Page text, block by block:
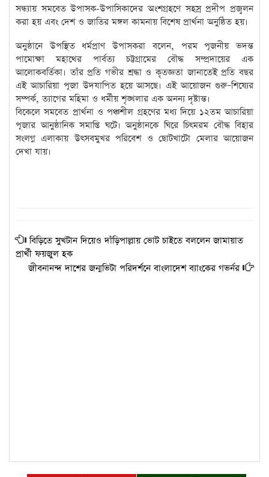
সন্ধ্যায় সমবেত উপাসক-উপাসিকাদের অংশগ্রহণে সহস্র প্রদীপ প্রজ্বলন
করা হয় এবং দেশ ও জাতির মঙ্গল কামনায় বিশেষ প্রার্থনা অনুষ্ঠিত হয়।
অনুষ্ঠানে উপস্থিত ধর্মপ্রাণ উপাসকরা বলেন, পরম পূজনীয় ভদন্ত
পামোক্ষা মহাথের পার্বত্য চট্টগ্রামের বৌদ্ধ সম্প্রদায়ের এক
আলোকবর্তিকা। তাঁর প্রতি গভীর শ্রদ্ধা ও কৃতজ্ঞতা জানাতেই প্রতি বছর
এই আচারিয়া পূজা উদযাপিত হয়ে আসছে। এই আয়োজন গুরু–শিষ্যের
সম্পর্ক, ত্যাগের মহিমা ও ধর্মীয় শৃঙ্খলার এক অনন্য দৃষ্টান্ত।
বিকেলে সমবেত প্রার্থনা ও পঞ্চশীল গ্রহণের মধ্য দিয়ে ১২তম আচারিয়া
পূজার আনুষ্ঠানিক সমাপ্তি ঘটে। অনুষ্ঠানকে ঘিরে চিৎমরম বৌদ্ধ বিহার
সংলগ্ন এলাকায় উৎসবমুখর পরিবেশ ও ছোটখাটো মেলার আয়োজন
দেখা যায়।
বিড়িতে সুখটান দিয়েও দাঁড়িপাল্লায় ভোট চাইতে বললেন জামায়াত
প্রার্থী ফয়জুল হক
জীবনানন্দ দাশের জন্মভিটা পরিদর্শনে বাংলাদেশ ব্যাংকের গভর্নর